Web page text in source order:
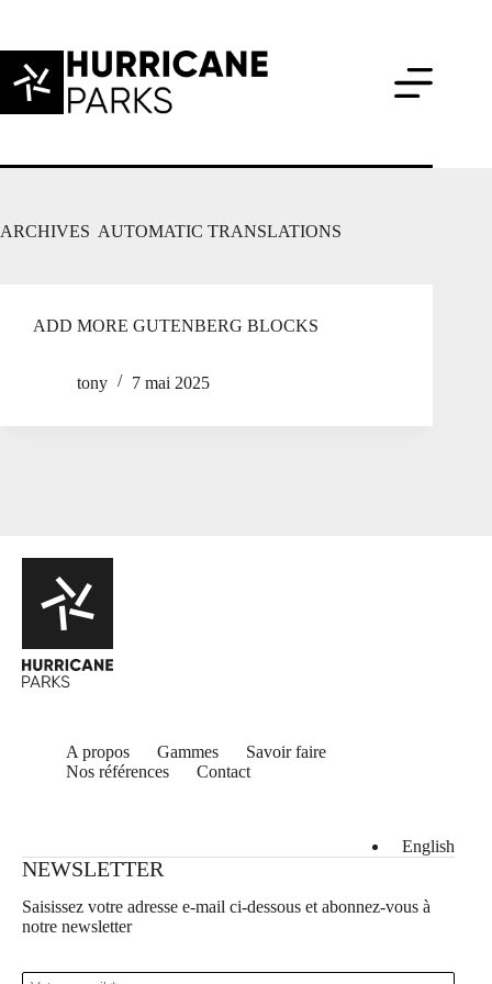
contenu
ARCHIVES AUTOMATIC TRANSLATIONS
ADD MORE GUTENBERG BLOCKS
tony 7 mai 2025
A propos Gammes
Savoir faire
Nos références
Contact
English
NEWSLETTER
Saisissez votre adresse e-mail ci-dessous et abonnez-vous à
notre newsletter